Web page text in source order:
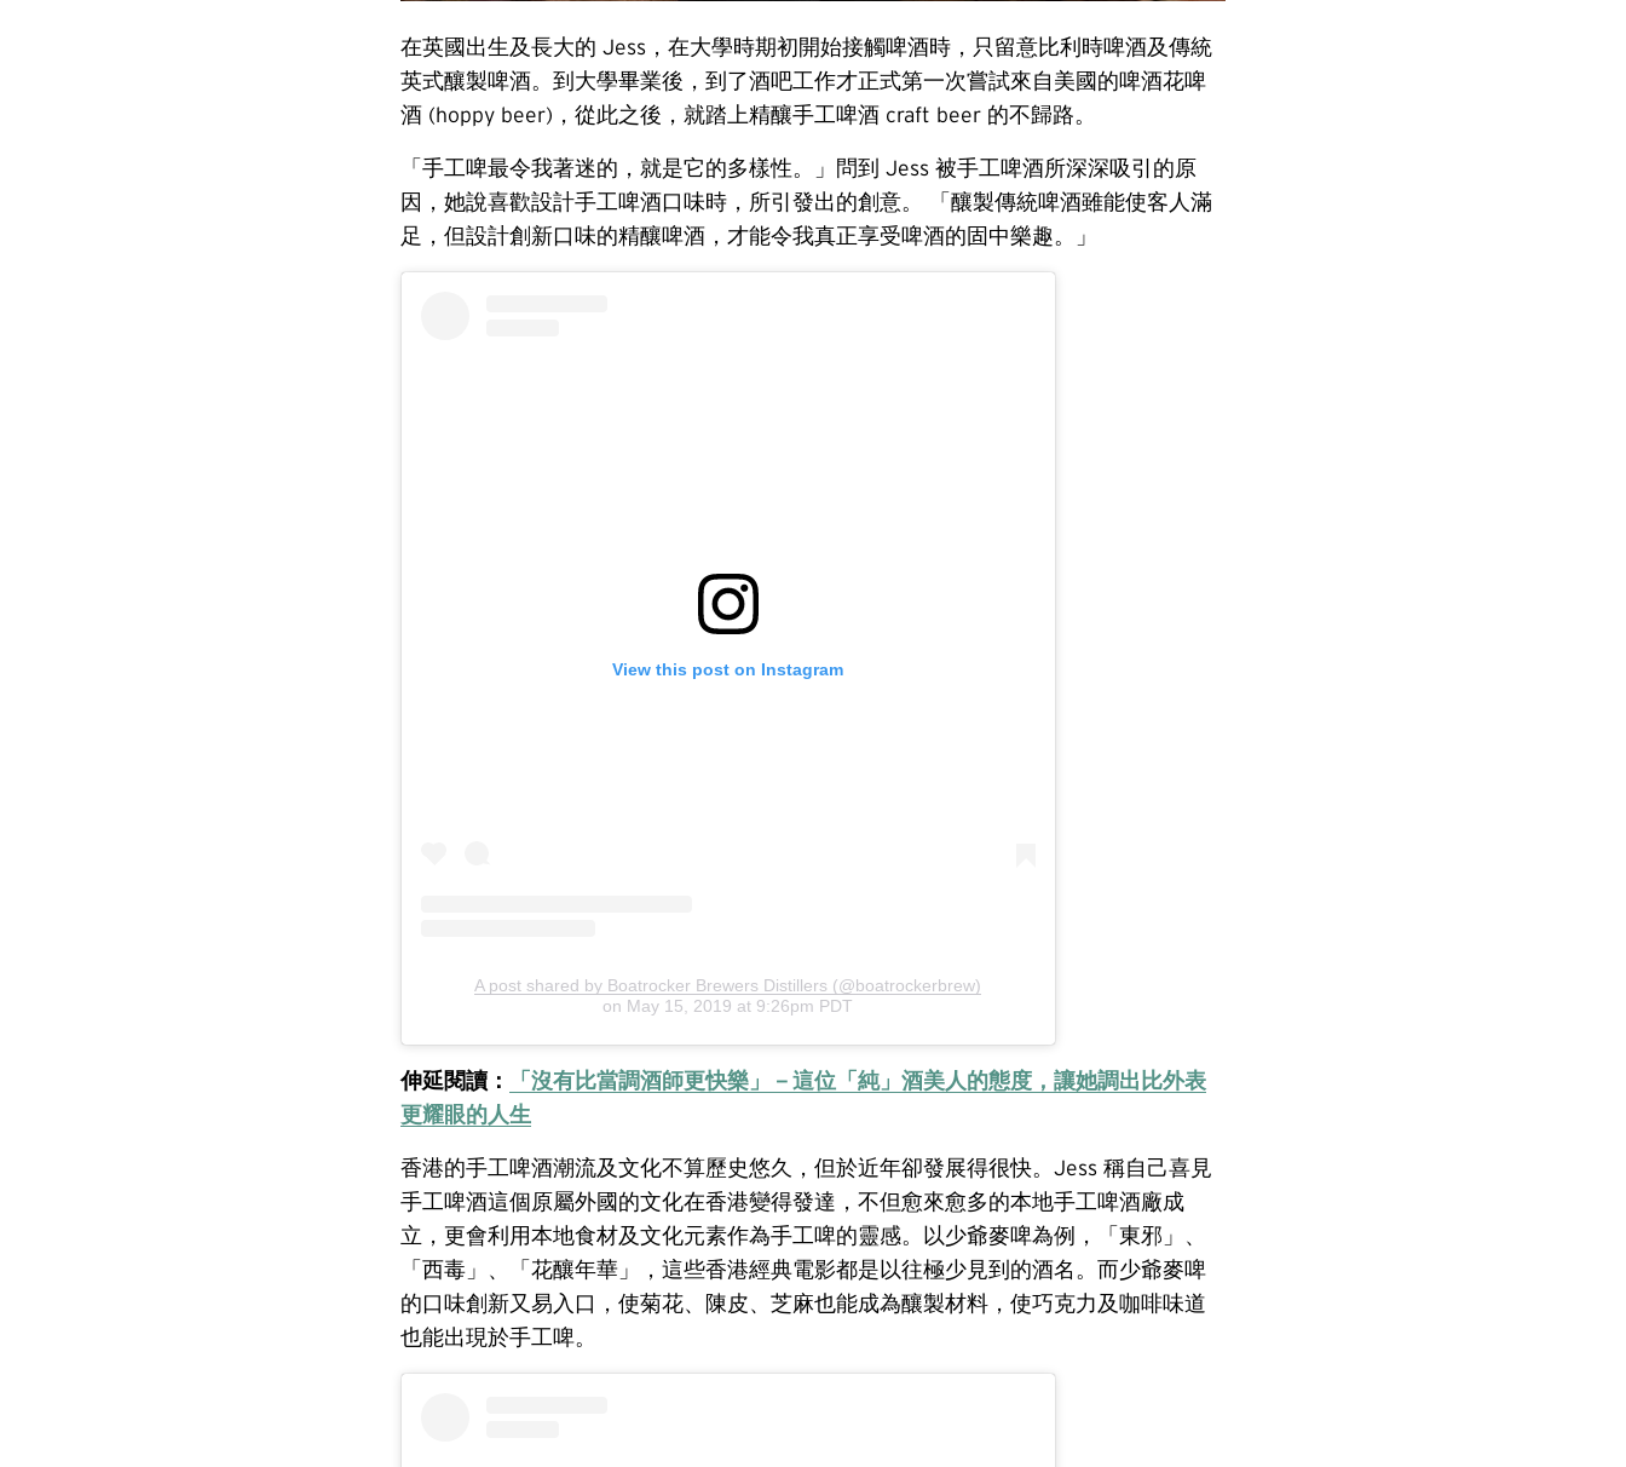
在英國出生及長大的 Jess，在大學時期初開始接觸啤酒時，只留意比利時啤酒及傳統
英式釀製啤酒。到大學畢業後，到了酒吧工作才正式第一次嘗試來自美國的啤酒花啤
酒 (hoppy beer)，從此之後，就踏上精釀手工啤酒 craft beer 的不歸路。
「手工啤最令我著迷的，就是它的多樣性。」問到 Jess 被手工啤酒所深深吸引的原
因，她說喜歡設計手工啤酒口味時，所引發出的創意。 「釀製傳統啤酒雖能使客人滿
足，但設計創新口味的精釀啤酒，才能令我真正享受啤酒的固中樂趣。」
View this post on Instagram
A post shared by Boatrocker Brewers Distillers (@boatrockerbrew)
on May 15, 2019 at 9:26pm PDT
伸延閱讀：
「沒有比當調酒師更快樂」－這位「純」酒美人的態度，讓她調出比外表
更耀眼的人生
香港的手工啤酒潮流及文化不算歷史悠久，但於近年卻發展得很快。Jess 稱自己喜見
手工啤酒這個原屬外國的文化在香港變得發達，不但愈來愈多的本地手工啤酒廠成
立，更會利用本地食材及文化元素作為手工啤的靈感。以少爺麥啤為例，「東邪」、
「西毒」、「花釀年華」，這些香港經典電影都是以往極少見到的酒名。而少爺麥啤
的口味創新又易入口，使菊花、陳皮、芝麻也能成為釀製材料，使巧克力及咖啡味道
也能出現於手工啤。